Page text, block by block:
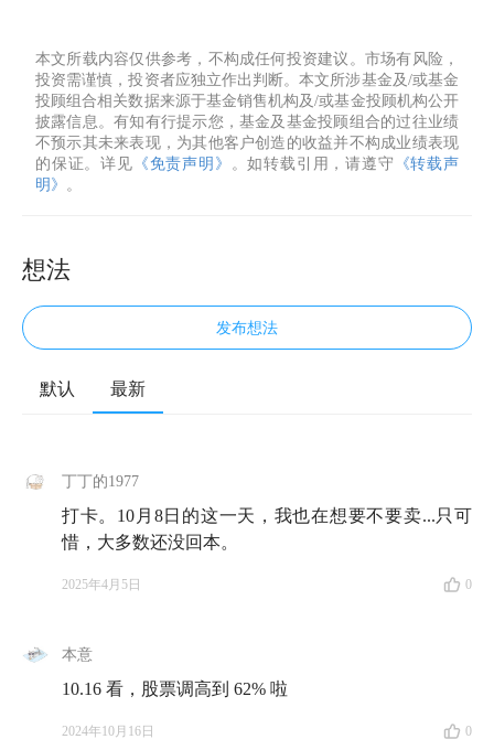
本文所载内容仅供参考，不构成任何投资建议。市场有风险，
投资需谨慎，投资者应独立作出判断。本文所涉基金及/或基金
投顾组合相关数据来源于基金销售机构及/或基金投顾机构公开
披露信息。有知有行提示您，基金及基金投顾组合的过往业绩
不预示其未来表现，为其他客户创造的收益并不构成业绩表现
的保证。详见 《免责声明》 。如转载引用，请遵守
《转载声
明》 。
想法
发布想法
默认 最新
丁丁的1977
打卡。10月8日的这一天，我也在想要不要卖...只可
惜，大多数还没回本。
2025年4月5日 0
本意
10.16 看，股票调高到 62% 啦
2024年10月16日 0